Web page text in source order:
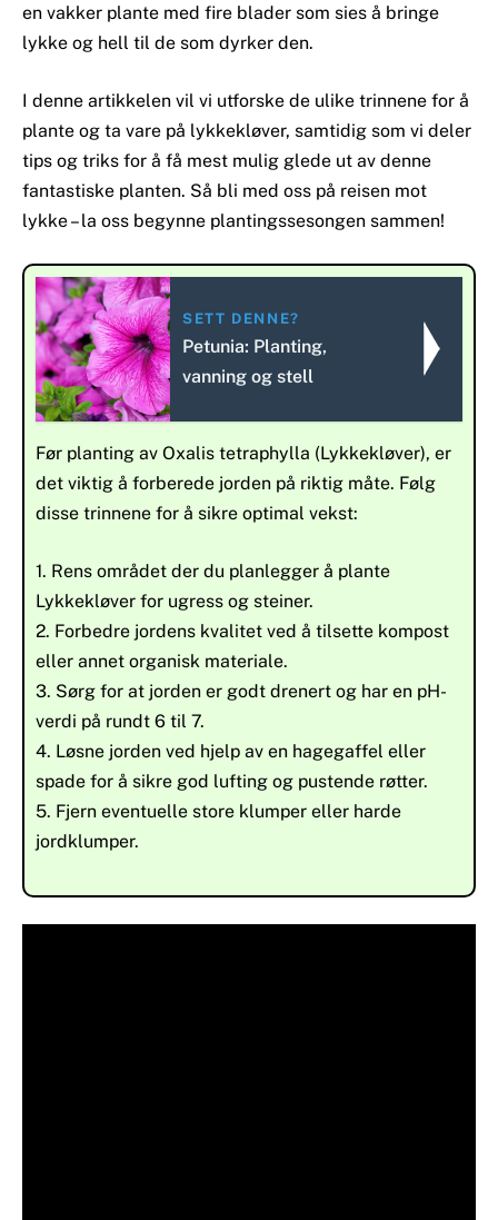
en vakker plante med fire blader som sies å bringe
lykke og hell til de som dyrker den.
I denne artikkelen vil vi utforske de ulike trinnene for å
plante og ta vare på lykkekløver, samtidig som vi deler
tips og triks for å få mest mulig glede ut av denne
fantastiske planten. Så bli med oss på reisen mot
lykke – la oss begynne plantingssesongen sammen!
SETT DENNE?
Petunia: Planting,
vanning og stell
Før planting av Oxalis tetraphylla (Lykkekløver), er
det viktig å forberede jorden på riktig måte. Følg
disse trinnene for å sikre optimal vekst:
1. Rens området der du planlegger å plante
Lykkekløver for ugress og steiner.
2. Forbedre jordens kvalitet ved å tilsette kompost
eller annet organisk materiale.
3. Sørg for at jorden er godt drenert og har en pH-
verdi på rundt 6 til 7.
4. Løsne jorden ved hjelp av en hagegaffel eller
spade for å sikre god lufting og pustende røtter.
5. Fjern eventuelle store klumper eller harde
jordklumper.